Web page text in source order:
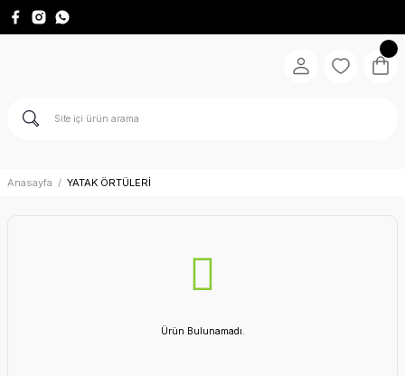
Anasayfa YATAK ÖRTÜLERİ
Ürün Bulunamadı.